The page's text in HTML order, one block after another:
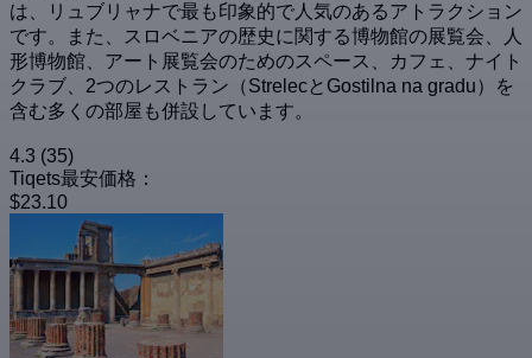
は、リュブリャナで最も印象的で人気のあるアトラクション
です。また、スロベニアの歴史に関する博物館の展覧会、人
形博物館、アート展覧会のためのスペース、カフェ、ナイト
クラブ、2つのレストラン（StrelecとGostilna na gradu）を
含む多くの部屋も併設しています。
4.3 (35)
Tiqets最安価格：
$23.10